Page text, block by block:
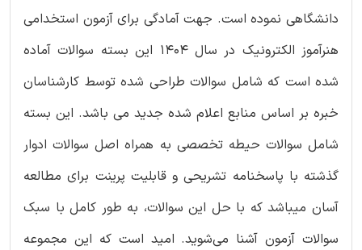
دانشگاهی نموده است. جهت آمادگی برای آزمون استخدامی
هنرآموز الکترونیک در سال 1404 این بسته سوالات آماده
شده است که شامل سوالات طراحی شده توسط کارشناسان
خبره بر اساس منابع اعلام شده جدید می باشد. این بسته
شامل سوالات حیطه تخصصی به همراه اصل سوالات ادوار
گذشته با پاسخنامه تشریحی و قابلیت پرینت برای مطالعه
آسان میباشد که با حل این سوالات، به طور کامل با سبک
سوالات آزمون آشنا می‌شوید. امید است که این مجموعه